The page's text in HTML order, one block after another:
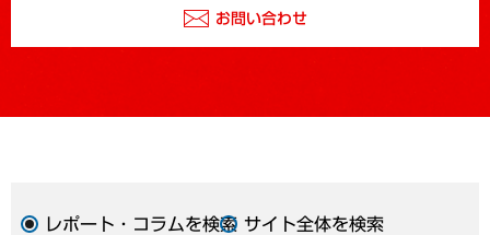
お問い合わせ
レポート・コラムを検索 サイト全体を検索